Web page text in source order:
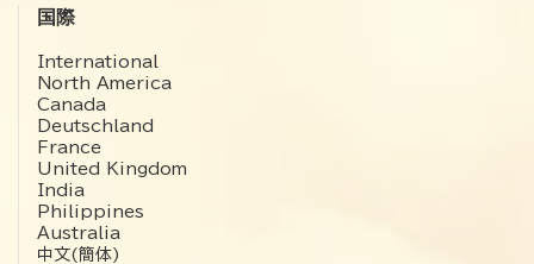
国際
International
North America
Canada
Deutschland
France
United Kingdom
India
Philippines
Australia
中文(簡体)